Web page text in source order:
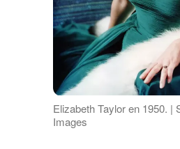
Elizabeth Taylor en 1950. |
Images